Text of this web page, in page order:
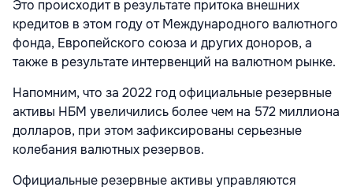
Это происходит в результате притока внешних
кредитов в этом году от Международного валютного
фонда, Европейского союза и других доноров, а
также в результате интервенций на валютном рынке.
Напомним, что за 2022 год официальные резервные
активы НБМ увеличились более чем на 572 миллиона
долларов, при этом зафиксированы серьезные
колебания валютных резервов.
Официальные резервные активы управляются